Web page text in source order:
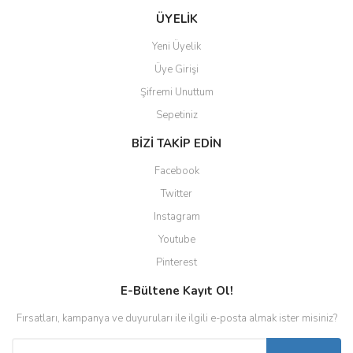
ÜYELİK
Yeni Üyelik
Üye Girişi
Şifremi Unuttum
Sepetiniz
BİZİ TAKİP EDİN
Facebook
Twitter
Instagram
Youtube
Pinterest
E-Bültene Kayıt Ol!
Fırsatları, kampanya ve duyuruları ile ilgili e-posta almak ister misiniz?